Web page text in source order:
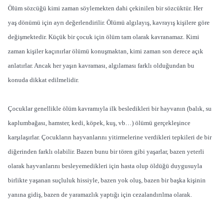
Ölüm sözcüğü kimi zaman söylemekten dahi çekinilen bir sözcüktür. Her
yaş dönümü için ayrı değerlendirilir. Ölümü algılayış, kavrayış kişilere göre
değişmektedir. Küçük bir çocuk için ölüm tam olarak kavranamaz. Kimi
zaman kişiler kaçınırlar ölümü konuşmaktan, kimi zaman son derece açık
anlatırlar. Ancak her yaşın kavraması, algılaması farklı olduğundan bu
konuda dikkat edilmelidir.
Çocuklar genellikle ölüm kavramıyla ilk besledikleri bir hayvanın (balık, su
kaplumbağası, hamster, kedi, köpek, kuş, vb…) ölümü gerçekleşince
karşılaşırlar. Çocukların hayvanlarını yitirmelerine verdikleri tepkileri de bir
diğerinden farklı olabilir. Bazen bunu bir tören gibi yaşarlar, bazen yeterli
olarak hayvanlarını besleyemedikleri için hasta olup öldüğü duygusuyla
birlikte yaşanan suçluluk hissiyle, bazen yok oluş, bazen bir başka kişinin
yanına gidiş, bazen de yaramazlık yaptığı için cezalandırılma olarak.